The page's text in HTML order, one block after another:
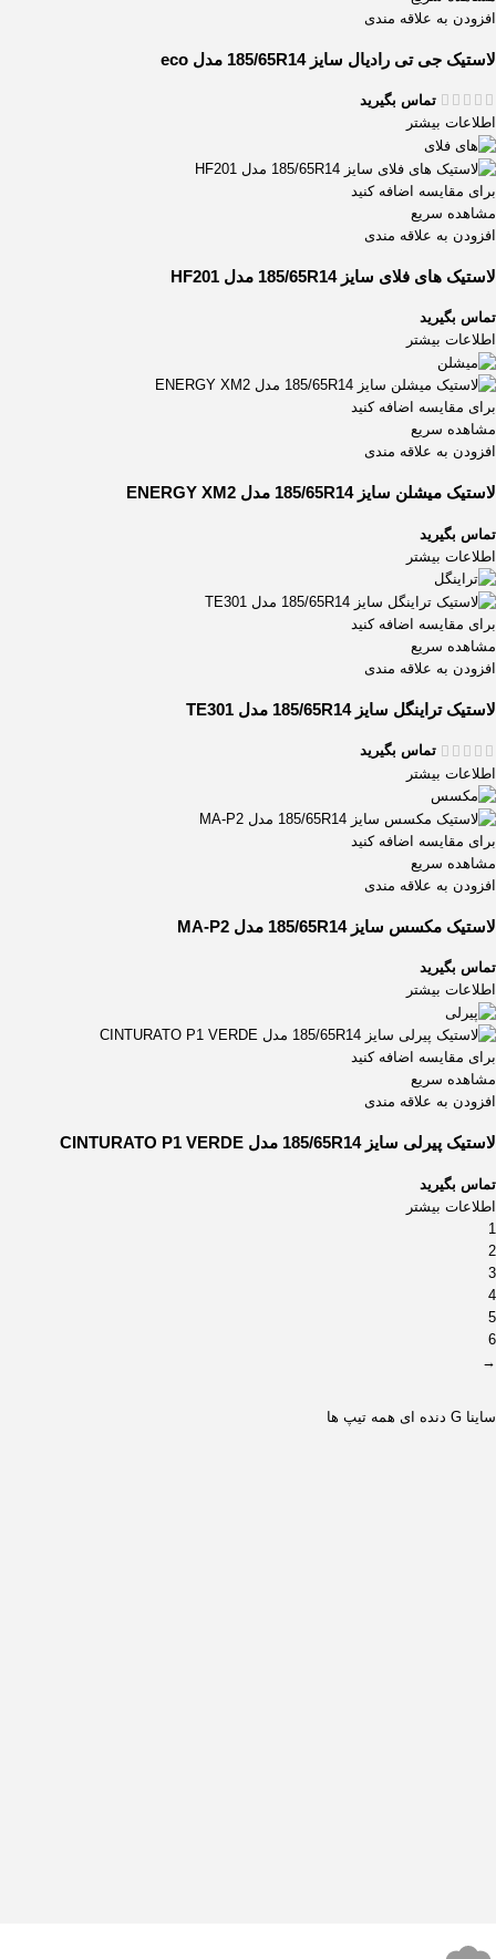
افزودن به علاقه مندی
لاستیک جی تی رادیال سایز 185/65R14 مدل eco
تماس بگیرید
اطلاعات بیشتر
برای مقایسه اضافه کنید
مشاهده سریع
افزودن به علاقه مندی
لاستیک های فلای سایز 185/65R14 مدل HF201
تماس بگیرید
اطلاعات بیشتر
برای مقایسه اضافه کنید
مشاهده سریع
افزودن به علاقه مندی
لاستیک میشلن سایز 185/65R14 مدل ENERGY XM2
تماس بگیرید
اطلاعات بیشتر
برای مقایسه اضافه کنید
مشاهده سریع
افزودن به علاقه مندی
لاستیک تراینگل سایز 185/65R14 مدل TE301
تماس بگیرید
اطلاعات بیشتر
برای مقایسه اضافه کنید
مشاهده سریع
افزودن به علاقه مندی
لاستیک مکسس سایز 185/65R14 مدل MA-P2
تماس بگیرید
اطلاعات بیشتر
برای مقایسه اضافه کنید
مشاهده سریع
افزودن به علاقه مندی
لاستیک پیرلی سایز 185/65R14 مدل CINTURATO P1 VERDE
تماس بگیرید
اطلاعات بیشتر
1
2
3
4
5
6
→
ساینا G دنده ای همه تیپ ها